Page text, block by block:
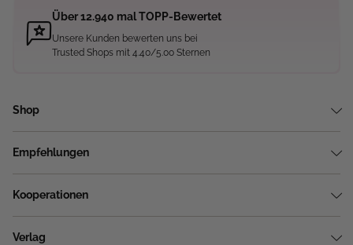
Über 12.940 mal TOPP-Bewertet
Unsere Kunden bewerten uns bei
Trusted Shops mit 4.40/5.00 Sternen
Shop
Empfehlungen
Kooperationen
Verlag